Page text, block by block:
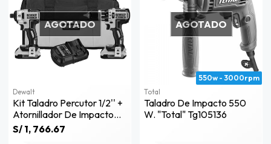
AGOTADO
Dewalt
Kit Taladro Percutor 1/2'' +
Atornillador De Impacto
1/4'' Brushless 20v Dewalt
Dck287d2-B2
S/ 1, 766.67
AGOTADO
550w - 3000rpm
Total
Taladro De Impacto 550
W. "total" Tg105136